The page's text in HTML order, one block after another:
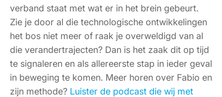
verband staat met wat er in het brein gebeurt.
Zie je door al die technologische ontwikkelingen
het bos niet meer of raak je overweldigd van al
die verandertrajecten? Dan is het zaak dit op tijd
te signaleren en als allereerste stap in ieder geval
in beweging te komen. Meer horen over Fabio en
zijn methode? Luister de podcast die wij met